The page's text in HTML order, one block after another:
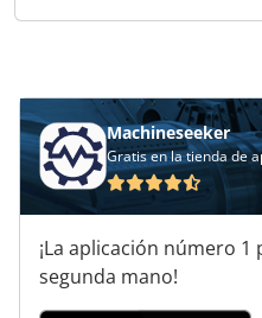
Machineseeker
Gratis en la tienda de
¡La aplicación número
segunda mano!